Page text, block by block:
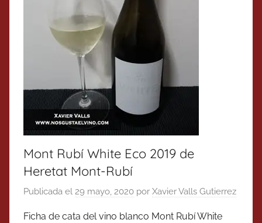
Mont Rubí White Eco 2019 de
Heretat Mont-Rubí
Publicada el 29 mayo, 2020 por Xavier Valls Gutierrez
Ficha de cata del vino blanco Mont Rubí White